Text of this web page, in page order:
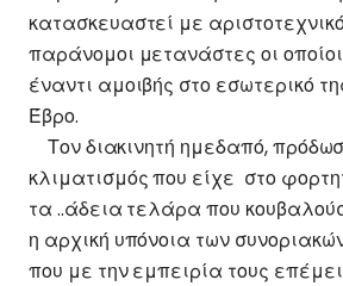
κατασκευαστεί με
παράνομοι μετανάστες οι
έναντι αμοιβής στο εσωτερικό
Έβρο.
Τον διακινητή ημεδαπό,
κλιματισμός που είχε στο
τα ..άδεια τελάρα που
η αρχική υπόνοια των
που με την εμπειρία τους